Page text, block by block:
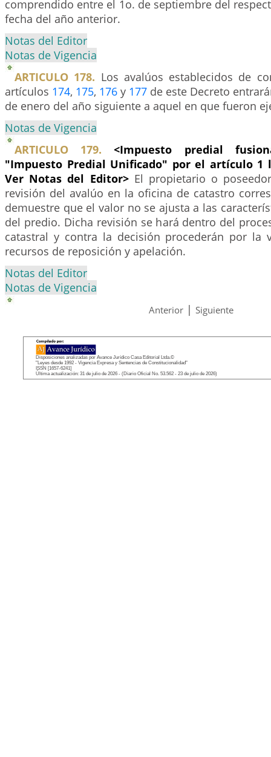
comprendido entre el 1o. de septiembre del
fecha del año anterior.
Notas del Editor
Notas de Vigencia
ARTICULO 178. Los avalúos establecidos de
artículos 174, 175, 176 y 177 de este Decreto
de enero del año siguiente a aquel en que fueron
Notas de Vigencia
ARTICULO 179.
<Impuesto predial
"Impuesto Predial Unificado" por el artículo 1
Ver Notas del Editor> El propietario o
revisión del avalúo en la oficina de catastro
demuestre que el valor no se ajusta a las
del predio. Dicha revisión se hará dentro del
catastral y contra la decisión procederán por la
recursos de reposición y apelación.
Notas del Editor
Notas de Vigencia
Anterior | Siguiente
Disposiciones analizadas por Avance Jurídico Casa Editorial Ltda.©
"Leyes desde 1992 - Vigencia Expresa y Sentencias de Constitucionalidad"
ISSN [1657-6241]
Última actualización: 31 de julio de 2026 - (Diario Oficial No. 53.562 - 23 de julio de 2026)